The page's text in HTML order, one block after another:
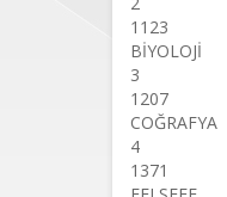
1123
BİYOLOJİ
3
1207
COĞRAFYA
4
1371